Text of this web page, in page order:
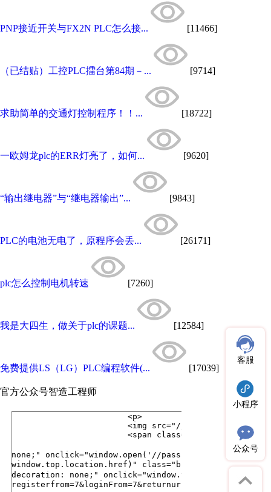
PNP接近开关与FX2N PLC怎么接... [11466]
（已结贴）工控PLC擂台第84期－... [9714]
求助简单的交通灯控制程序！！... [18722]
一欧姆龙plc的ERR灯亮了，如何... [9620]
“输出继电器”与“继电器输出”... [9843]
PLC的电池无电了，原程序会丢... [26171]
plc怎么控制电机转速 [7260]
我是大四生，做关于plc的课题... [12584]
免费提供LS（LG）PLC编程软件(... [17039]
官方公众号智造工程师
客服
小程序
公众号